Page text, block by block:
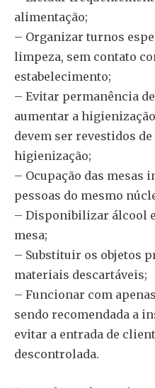
alimentação;
– Organizar turnos
limpeza, sem contato
estabelecimento;
– Evitar permanência
aumentar a
devem ser revestidos
higienização;
– Ocupação das mesas
pessoas do mesmo
– Disponibilizar álcool
mesa;
– Substituir os objetos
materiais descartáveis;
– Funcionar com
sendo recomendada a
evitar a entrada de
descontrolada.